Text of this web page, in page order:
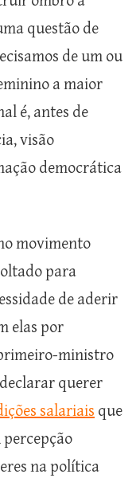
questão de
de um ou
a maior
é, antes de
visão
democrática
movimento
para
de aderir
elas por
ministro
querer
salariais que
percepção
na política